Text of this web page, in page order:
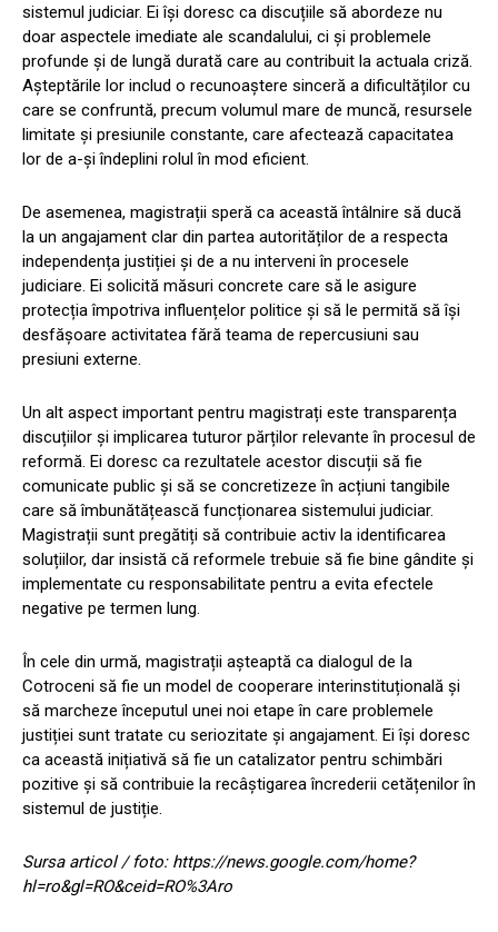
sistemul judiciar. Ei își doresc ca discuțiile să abordeze nu
doar aspectele imediate ale scandalului, ci și problemele
profunde și de lungă durată care au contribuit la actuala criză.
Așteptările lor includ o recunoaștere sinceră a dificultăților cu
care se confruntă, precum volumul mare de muncă, resursele
limitate și presiunile constante, care afectează capacitatea
lor de a-și îndeplini rolul în mod eficient.
De asemenea, magistrații speră ca această întâlnire să ducă
la un angajament clar din partea autorităților de a respecta
independența justiției și de a nu interveni în procesele
judiciare. Ei solicită măsuri concrete care să le asigure
protecția împotriva influențelor politice și să le permită să își
desfășoare activitatea fără teama de repercusiuni sau
presiuni externe.
Un alt aspect important pentru magistrați este transparența
discuțiilor și implicarea tuturor părților relevante în procesul de
reformă. Ei doresc ca rezultatele acestor discuții să fie
comunicate public și să se concretizeze în acțiuni tangibile
care să îmbunătățească funcționarea sistemului judiciar.
Magistrații sunt pregătiți să contribuie activ la identificarea
soluțiilor, dar insistă că reformele trebuie să fie bine gândite și
implementate cu responsabilitate pentru a evita efectele
negative pe termen lung.
În cele din urmă, magistrații așteaptă ca dialogul de la
Cotroceni să fie un model de cooperare interinstituțională și
să marcheze începutul unei noi etape în care problemele
justiției sunt tratate cu seriozitate și angajament. Ei își doresc
ca această inițiativă să fie un catalizator pentru schimbări
pozitive și să contribuie la recâștigarea încrederii cetățenilor în
sistemul de justiție.
Sursa articol / foto: https://news.google.com/home?
hl=ro&gl=RO&ceid=RO%3Aro